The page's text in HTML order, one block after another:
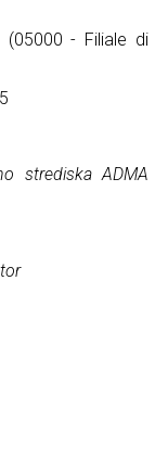
(05000 - Filiale di
strediska ADMA